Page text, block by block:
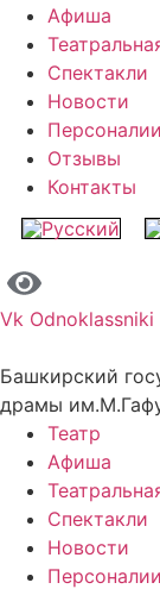
Афиша
Спектакли
Новости
Персоналии
Отзывы
Контакты
Vk Odnoklassniki
Башкирский
драмы
Театр
Афиша
Спектакли
Новости
Персоналии